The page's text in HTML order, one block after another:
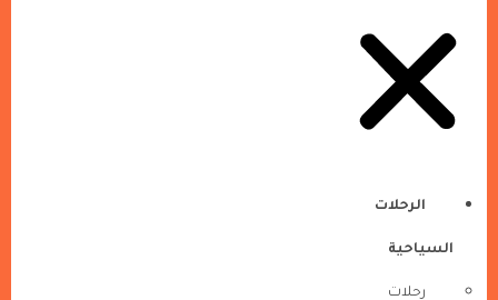
الرحلات
السياحية
رحلات